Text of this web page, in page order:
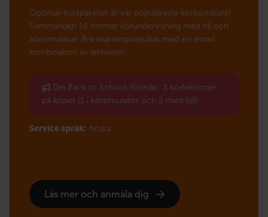
Optimal-kurspaketet är vår populäraste körkortskurs!
Sammanlagt 16 timmar körundervisning med bil och
körsimulator. Bra inlärningsresultat med en smart
kombination av lektioner.
Din Back to School-förmån: 3 körlektioner
på köpet (1 i körsimulator och 2 med bil)!
Service språk: finska
Läs mer och anmäla dig